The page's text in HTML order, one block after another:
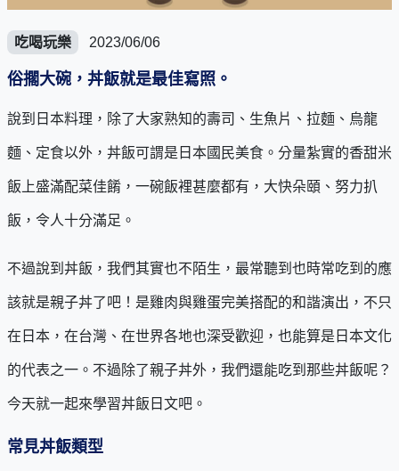
吃喝玩樂 2023/06/06
俗擱大碗，丼飯就是最佳寫照。
說到日本料理，除了大家熟知的壽司、生魚片、拉麵、烏龍
麵、定食以外，丼飯可謂是日本國民美食。分量紮實的香甜米
飯上盛滿配菜佳餚，一碗飯裡甚麼都有，大快朵頤、努力扒
飯，令人十分滿足。
不過說到丼飯，我們其實也不陌生，最常聽到也時常吃到的應
該就是親子丼了吧！是雞肉與雞蛋完美搭配的和諧演出，不只
在日本，在台灣、在世界各地也深受歡迎，也能算是日本文化
的代表之一。不過除了親子丼外，我們還能吃到那些丼飯呢？
今天就一起來學習丼飯日文吧。
常見丼飯類型